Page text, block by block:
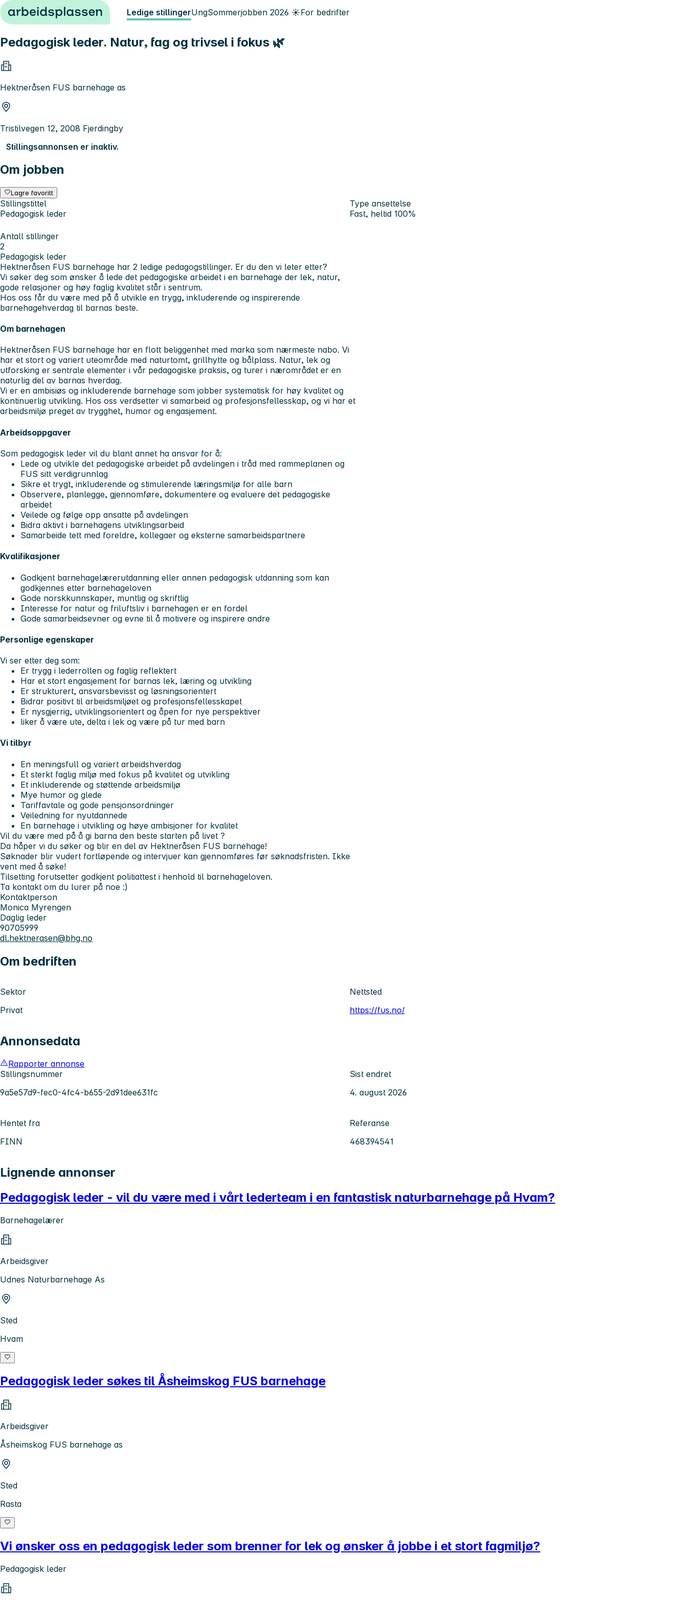
Hopp til innhold Ledige stillingerUngSommerjobben 2026 ☀️For bedrifter
Pedagogisk leder. Natur, fag og trivsel i fokus 🌿
Hektneråsen FUS barnehage as
Tristilvegen 12, 2008 Fjerdingby
Stillingsannonsen er inaktiv.
Om jobben
Lagre favoritt
Stillingstittel
Pedagogisk leder
Type ansettelse
Fast, heltid 100%
Antall stillinger
2
Pedagogisk leder
Hektneråsen FUS barnehage har 2 ledige pedagogstillinger. Er du den vi leter etter?
Vi søker deg som ønsker å lede det pedagogiske arbeidet i en barnehage der lek, natur,
gode relasjoner og høy faglig kvalitet står i sentrum.
Hos oss får du være med på å utvikle en trygg, inkluderende og inspirerende
barnehagehverdag til barnas beste.
Om barnehagen
Hektneråsen FUS barnehage har en flott beliggenhet med marka som nærmeste nabo. Vi
har et stort og variert uteområde med naturtomt, grillhytte og bålplass. Natur, lek og
utforsking er sentrale elementer i vår pedagogiske praksis, og turer i nærområdet er en
naturlig del av barnas hverdag.
Vi er en ambisiøs og inkluderende barnehage som jobber systematisk for høy kvalitet og
kontinuerlig utvikling. Hos oss verdsetter vi samarbeid og profesjonsfellesskap, og vi har et
arbeidsmiljø preget av trygghet, humor og engasjement.
Arbeidsoppgaver
Som pedagogisk leder vil du blant annet ha ansvar for å:
Lede og utvikle det pedagogiske arbeidet på avdelingen i tråd med rammeplanen og
FUS sitt verdigrunnlag
Sikre et trygt, inkluderende og stimulerende læringsmiljø for alle barn
Observere, planlegge, gjennomføre, dokumentere og evaluere det pedagogiske
arbeidet
Veilede og følge opp ansatte på avdelingen
Bidra aktivt i barnehagens utviklingsarbeid
Samarbeide tett med foreldre, kollegaer og eksterne samarbeidspartnere
Kvalifikasjoner
Godkjent barnehagelærerutdanning eller annen pedagogisk utdanning som kan
godkjennes etter barnehageloven
Gode norskkunnskaper, muntlig og skriftlig
Interesse for natur og friluftsliv i barnehagen er en fordel
Gode samarbeidsevner og evne til å motivere og inspirere andre
Personlige egenskaper
Vi ser etter deg som:
Er trygg i lederrollen og faglig reflektert
Har et stort engasjement for barnas lek, læring og utvikling
Er strukturert, ansvarsbevisst og løsningsorientert
Bidrar positivt til arbeidsmiljøet og profesjonsfellesskapet
Er nysgjerrig, utviklingsorientert og åpen for nye perspektiver
liker å være ute, delta i lek og være på tur med barn
Vi tilbyr
En meningsfull og variert arbeidshverdag
Et sterkt faglig miljø med fokus på kvalitet og utvikling
Et inkluderende og støttende arbeidsmiljø
Mye humor og glede
Tariffavtale og gode pensjonsordninger
Veiledning for nyutdannede
En barnehage i utvikling og høye ambisjoner for kvalitet
Vil du være med på å gi barna den beste starten på livet ?
Da håper vi du søker og blir en del av Hektneråsen FUS barnehage!
Søknader blir vudert fortløpende og intervjuer kan gjennomføres før søknadsfristen. Ikke
vent med å søke!
Tilsetting forutsetter godkjent politiattest i henhold til barnehageloven.
Ta kontakt om du lurer på noe :)
Kontaktperson
Monica Myrengen
Daglig leder
90705999
dl.hektnerasen@bhg.no
Om bedriften
Sektor
Privat
Nettsted
https://fus.no/
Annonsedata
Rapporter annonse
Stillingsnummer
9a5e57d9-fec0-4fc4-b655-2d91dee631fc
Sist endret
4. august 2026
Hentet fra
FINN
Referanse
468394541
Lignende annonser
Pedagogisk leder - vil du være med i vårt lederteam i en fantastisk naturbarnehage på Hvam?
Barnehagelærer
Arbeidsgiver
Udnes Naturbarnehage As
Sted
Hvam
Pedagogisk leder søkes til Åsheimskog FUS barnehage
Arbeidsgiver
Åsheimskog FUS barnehage as
Sted
Rasta
Vi ønsker oss en pedagogisk leder som brenner for lek og ønsker å jobbe i et stort fagmiljø?
Pedagogisk leder